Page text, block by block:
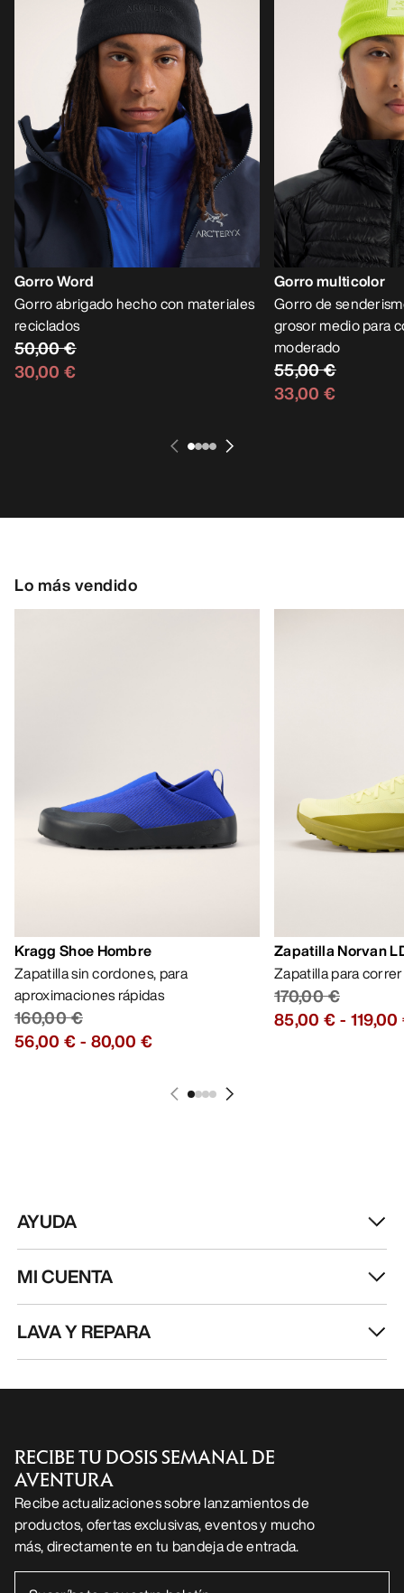
Gorro Word
Gorro abrigado hecho con materiales
reciclados
50,00 €
30,00 €
Gorro multicolor
Gorro de
grosor medio para
moderado
55,00 €
33,00 €
Lo más vendido
Kragg Shoe Hombre
Zapatilla sin cordones, para
aproximaciones rápidas
160,00 €
56,00 €- 80,00 €
Zapatilla Norvan
Zapatilla para
170,00 €
85,00 €-
AYUDA
MI CUENTA
LAVA Y REPARA
RECIBE TU DOSIS SEMANAL DE
AVENTURA
Recibe actualizaciones sobre lanzamientos de
productos, ofertas exclusivas, eventos y mucho
más, directamente en tu bandeja de entrada.